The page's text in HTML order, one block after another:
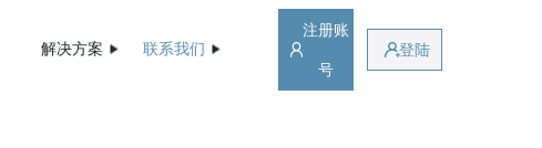
解决方案 联系我们
注册账
号
登陆